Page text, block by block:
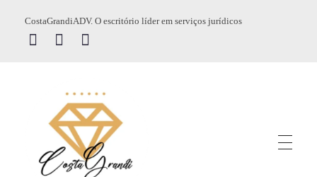
CostaGrandiADV. O escritório líder em serviços jurídicos